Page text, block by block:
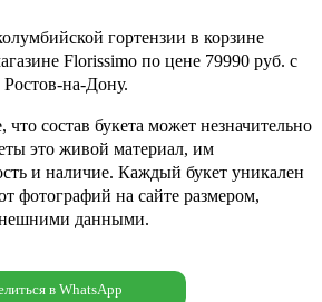
гортензии в корзине
Florissimo по цене 79990 руб. с
Ростов-на-Дону.
состав букета может незначительно
это живой материал, им
и наличие. Каждый букет уникален
фотографий на сайте размером,
данными.
в WhatsApp